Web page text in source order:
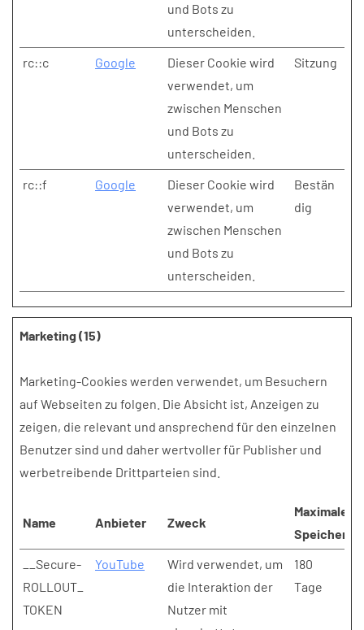
und Bots zu
unterscheiden.
rc::c Google
Dieser Cookie wird
verwendet, um
zwischen Menschen
und Bots zu
unterscheiden.
Sitzung
rc::f Google
Dieser Cookie wird
verwendet, um
zwischen Menschen
und Bots zu
unterscheiden.
Bestän
dig
Marketing (15)
Marketing-Cookies werden verwendet, um Besuchern
auf Webseiten zu folgen. Die Absicht ist, Anzeigen zu
zeigen, die relevant und ansprechend für den einzelnen
Benutzer sind und daher wertvoller für Publisher und
werbetreibende Drittparteien sind.
Name Anbieter Zweck
Maximale
__Secure-
ROLLOUT_
TOKEN
YouTube
Wird verwendet, um
die Interaktion der
Nutzer mit
180
Tage